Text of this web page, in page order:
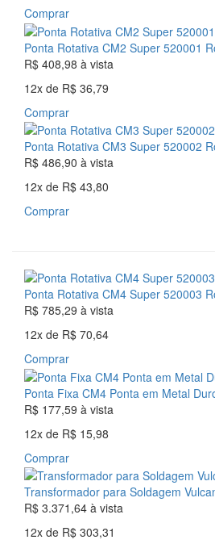
Comprar
Ponta Rotativa CM2 Super 520001
R$ 408,98 à vista
12x de R$ 36,79
Comprar
Ponta Rotativa CM3 Super 520002
R$ 486,90 à vista
12x de R$ 43,80
Comprar
Ponta Rotativa CM4 Super 520003
R$ 785,29 à vista
12x de R$ 70,64
Comprar
Ponta Fixa CM4 Ponta em Metal
R$ 177,59 à vista
12x de R$ 15,98
Comprar
Transformador para Soldagem
R$ 3.371,64 à vista
12x de R$ 303,31